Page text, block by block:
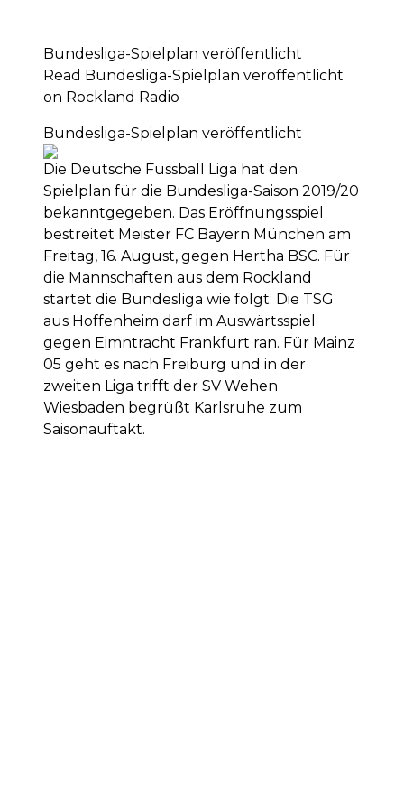
Bundesliga-Spielplan veröffentlicht
Read Bundesliga-Spielplan veröffentlicht
on Rockland Radio
Bundesliga-Spielplan veröffentlicht
Die Deutsche Fussball Liga hat den
Spielplan für die Bundesliga-Saison 2019/20
bekanntgegeben. Das Eröffnungsspiel
bestreitet Meister FC Bayern München am
Freitag, 16. August, gegen Hertha BSC. Für
die Mannschaften aus dem Rockland
startet die Bundesliga wie folgt: Die TSG
aus Hoffenheim darf im Auswärtsspiel
gegen Eimntracht Frankfurt ran. Für Mainz
05 geht es nach Freiburg und in der
zweiten Liga trifft der SV Wehen
Wiesbaden begrüßt Karlsruhe zum
Saisonauftakt.